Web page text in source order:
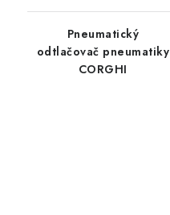
Pneumatický
odtlačovač pneumatiky
CORGHI